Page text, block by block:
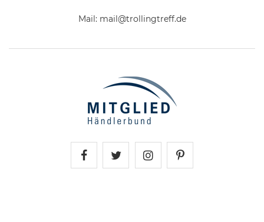
Mail: mail@trollingtreff.de